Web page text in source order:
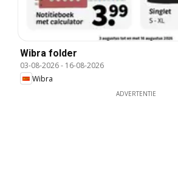
Wibra folder
03-08-2026- 16-08-2026
Wibra
ADVERTENTIE